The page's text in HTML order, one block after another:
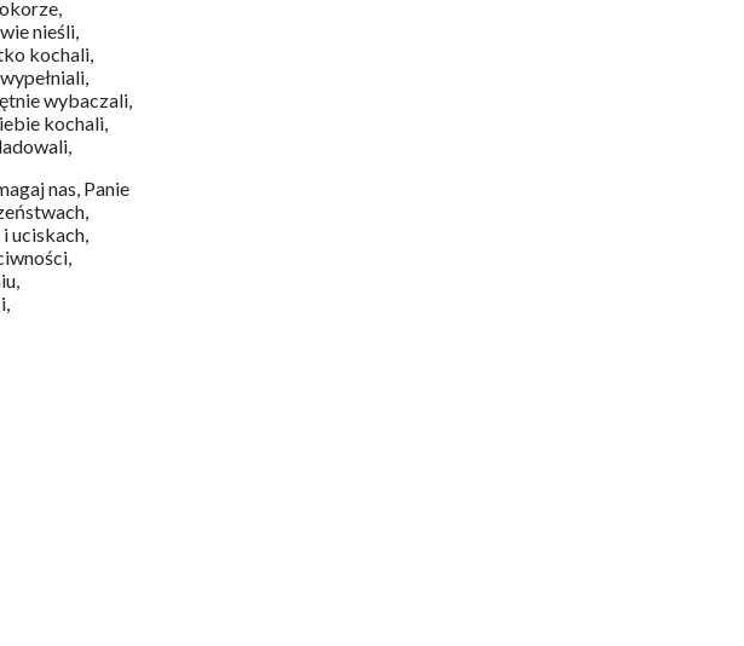
nieśli,
kochali,
wybaczali,
kochali,
nas, Panie
uciskach,